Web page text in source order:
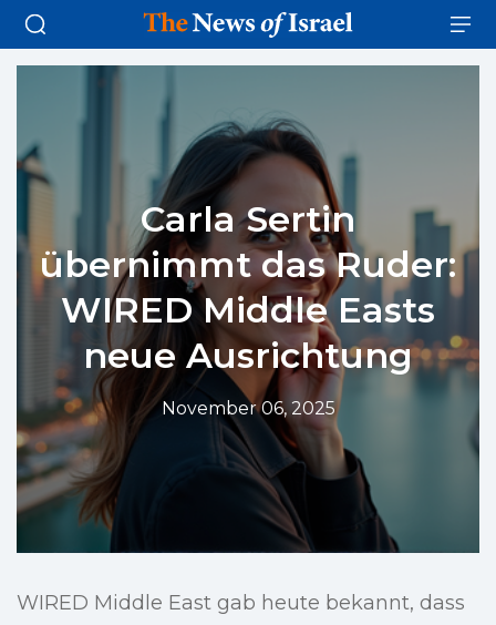
Carla Sertin
übernimmt das Ruder:
WIRED Middle Easts
neue Ausrichtung
November 06, 2025
WIRED Middle East gab heute bekannt, dass